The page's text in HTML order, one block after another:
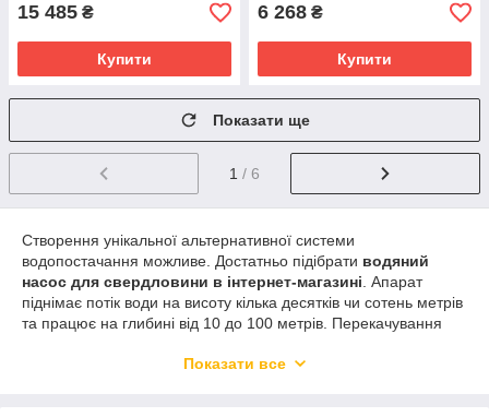
15 485 ₴
Купити
6 268 ₴
Купити
Показати ще
1 / 6
Створення унікальної альтернативної системи
водопостачання можливе. Достатньо підібрати водяний
насос для свердловини в інтернет-магазині . Апарат
піднімає потік води на висоту кілька десятків чи сотень метрів
та працює на глибині від 10 до 100 метрів. Перекачування
Показати все